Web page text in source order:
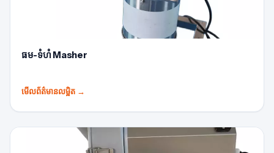
ធម-ទំហំ Masher
មើលព័ត៌មានលម្អិត →